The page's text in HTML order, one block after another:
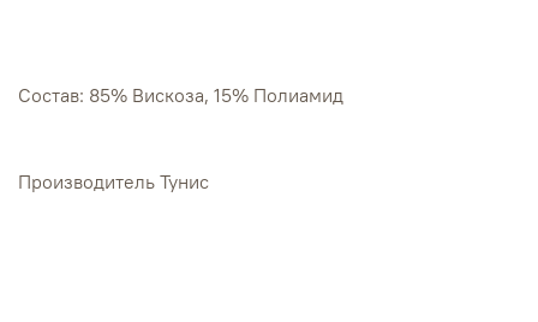
Состав: 85% Вискоза, 15% Полиамид
Производитель Тунис